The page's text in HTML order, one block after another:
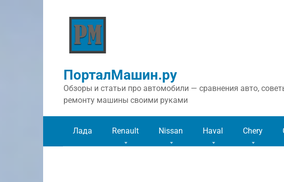
ПорталМашин.ру
Обзоры и статьи про автомобили — сравнения авто,
ремонту машины своими руками
Лада Renault Nissan Haval Chery